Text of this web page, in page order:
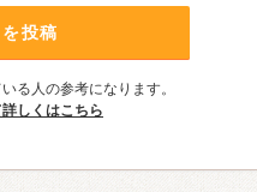
投稿
る人の参考になります。
しくはこちら